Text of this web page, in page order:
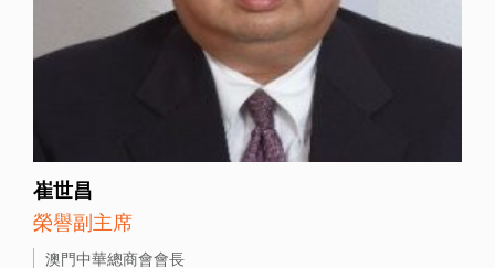
崔世昌
榮譽副主席
澳門中華總商會會長